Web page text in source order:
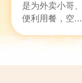
是为外卖小哥
便利用餐，空...